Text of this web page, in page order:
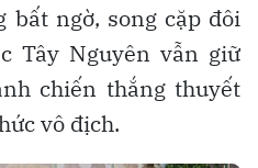
bất ngờ, song cặp đôi
Tây Nguyên vẫn giữ
chiến thắng thuyết
vô địch.